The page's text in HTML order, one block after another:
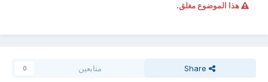
هذا الموضوع مغلق.
Share متابعين 0